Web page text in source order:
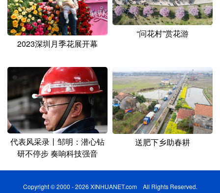
2023深圳月季花展开幕
“问花村”赏花游
代表风采录丨邹明：潜心钻
研不停步 奏响科技强音
送肥下乡助春耕
Copyright © 2000 - 2026 XINHUANET.com All Rights Reserved.